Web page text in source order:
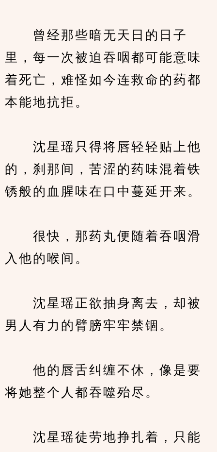
曾经那些暗无天日的日子
里，每一次被迫吞咽都可能意味
着死亡，难怪如今连救命的药都
本能地抗拒。
沈星瑶只得将唇轻轻贴上他
的，刹那间，苦涩的药味混着铁
锈般的血腥味在口中蔓延开来。
很快，那药丸便随着吞咽滑
入他的喉间。
沈星瑶正欲抽身离去，却被
男人有力的臂膀牢牢禁锢。
他的唇舌纠缠不休，像是要
将她整个人都吞噬殆尽。
沈星瑶徒劳地挣扎着，只能